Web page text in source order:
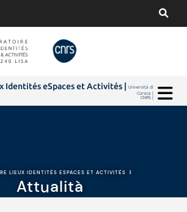
Identités eSpaces et Activités |Università di
Corsica |
CNRS |
LIEUX IDENTITÉS ESPACES ET ACTIVITÉS |
Attualità